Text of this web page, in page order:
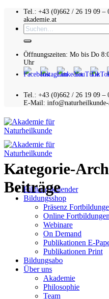
Zum
springen
Tel.: +43 (0)662 / 26 19 09
akademie.at
Suchen
nach:
Öffnungszeiten: Mo bis Do
Uhr
Tel.: +43 (0)662 / 26 19 09 –
E-Mail: info@naturheilkunde-
Bildungskalender
Bildungsshop
Präsenz
Online Fortbildungen
Webinare
On Demand
Publikationen E-
Publikationen Print
Bildungsabo
Über uns
Akademie
Philosophie
Team
Kategorie-
Beiträge